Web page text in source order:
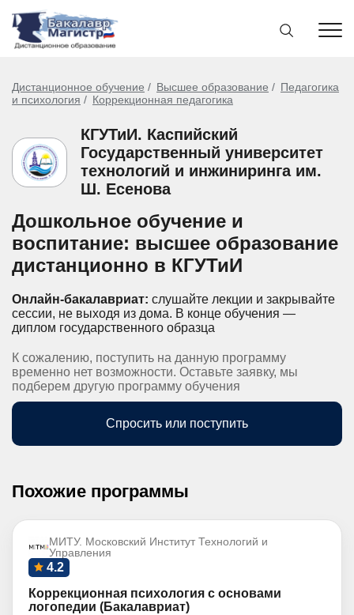
Дистанционное обучение Высшее образование
Педагогика
и психология
Коррекционная педагогика
КГУТиИ. Каспийский
Государственный университет
технологий и инжиниринга им.
Ш. Есенова
Дошкольное обучение и
воспитание: высшее образование
дистанционно в КГУТиИ
Онлайн-бакалавриат: слушайте лекции и закрывайте
сессии, не выходя из дома. В конце обучения —
диплом государственного образца
К сожалению, поступить на данную программу
временно нет возможности. Оставьте заявку, мы
подберем другую программу обучения
Спросить или поступить
Похожие программы
МИТУ. Московский Институт Технологий и
Управления
4.2
Коррекционная психология с основами
логопедии (Бакалавриат)